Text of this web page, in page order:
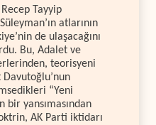
Tayyip
atlarının
de ulaşacağını
Bu, Adalet ve
teorisyeni
“Yeni
bir yansımasından
AK Parti iktidarı